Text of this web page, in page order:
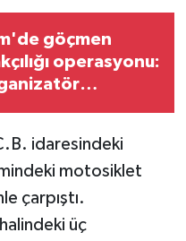
göçmen
operasyonu:
idaresindeki
motosiklet
çarpıştı.
üç